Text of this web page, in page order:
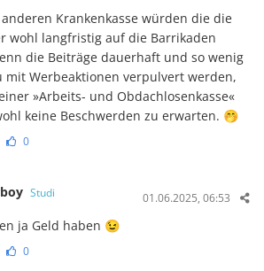
Krankenkasse würden die die
wohl langfristig auf die Bar­ri­kaden
die Beiträge dauerhaft und so wenig
mit Wer­be­aktionen verpulvert werden,
»Arbeits- und Obdachlosenkasse«
keine Beschwerden zu erwarten. 🤭
0
Studi 01.06.2025, 06:53
ja Geld haben 😉
0